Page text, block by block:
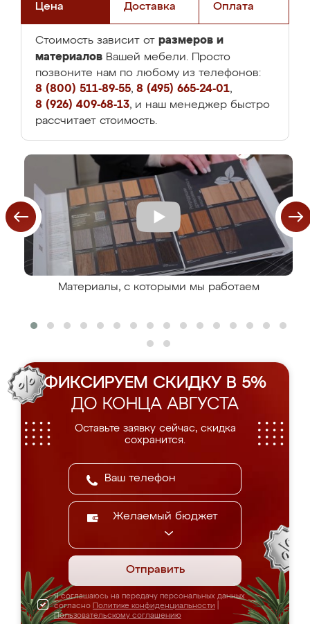
Цена Доставка Оплата
Стоимость зависит от размеров и
материалов Вашей мебели. Просто
позвоните нам по любому из телефонов:
8 (800) 511-89-55, 8 (495) 665-24-01,
8 (926) 409-68-13, и наш менеджер быстро
рассчитает стоимость.
Материалы, с которыми мы работаем
ФИКСИРУЕМ СКИДКУ В 5%
ДО КОНЦА АВГУСТА
Оставьте заявку сейчас, скидка
сохранится.
Желаемый бюджет
Отправить
Я соглашаюсь на передачу персональных данных
согласно Политике конфиденциальности
Пользовательскому соглашению